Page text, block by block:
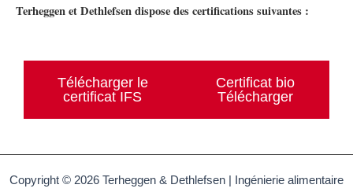
Terheggen et Dethlefsen dispose des certifications suivantes :
Télécharger le
certificat IFS
Certificat bio
Télécharger
Copyright © 2026 Terheggen & Dethlefsen | Ingénierie alimentaire